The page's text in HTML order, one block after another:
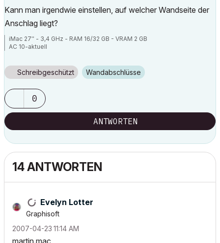
Kann man irgendwie einstellen, auf welcher Wandseite der
Anschlag liegt?
iMac 27'' - 3,4 GHz - RAM 16/32 GB - VRAM 2 GB
AC 10-aktuell
Schreibgeschützt Wandabschlüsse
0
ANTWORTEN
14 ANTWORTEN
Evelyn Lotter
Graphisoft
‎2007-04-23 11:14 AM
martin.mac